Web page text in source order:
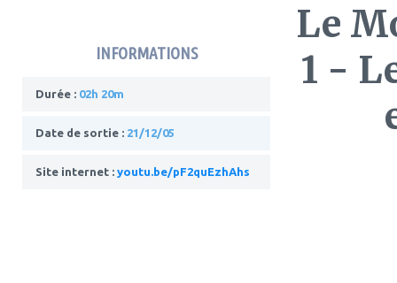
INFORMATIONS
Durée : 02h 20m
Date de sortie : 21/12/05
Site internet : youtu.be/pF2quEzhAhs
Le
1 -